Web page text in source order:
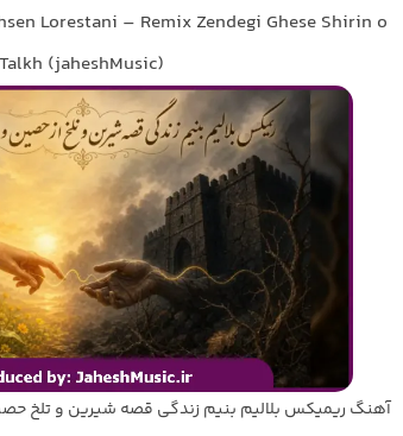
Lorestani – Remix Zendegi Ghese Shirin o
Talkh (jaheshMusic)
آهنگ ریمیکس بلالیم بنیم زندگی قصه شیرین و تلخ